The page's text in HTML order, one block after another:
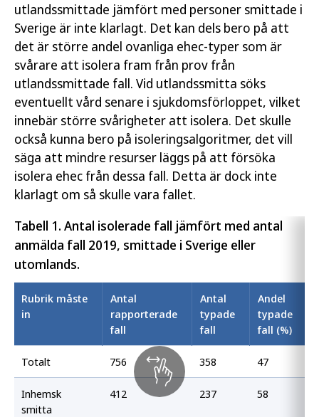
utlandssmittade jämfört med personer smittade i
Sverige är inte klarlagt. Det kan dels bero på att
det är större andel ovanliga ehec-typer som är
svårare att isolera fram från prov från
utlandssmittade fall. Vid utlandssmitta söks
eventuellt vård senare i sjukdomsförloppet, vilket
innebär större svårigheter att isolera. Det skulle
också kunna bero på isoleringsalgoritmer, det vill
säga att mindre resurser läggs på att försöka
isolera ehec från dessa fall. Detta är dock inte
klarlagt om så skulle vara fallet.
Tabell 1. Antal isolerade fall jämfört med antal
anmälda fall 2019, smittade i Sverige eller
utomlands.
Rubrik måste
in
Antal
rapporterade
fall
Antal
typade
fall
Andel
typade
fall (%)
Totalt 756 358 47
Inhemsk
smitta
412 237 58